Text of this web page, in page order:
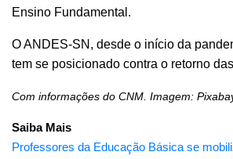
Ensino Fundamental.
O ANDES-SN, desde o início da
tem se posicionado contra o retorno
Com informações do CNM. Imagem:
Saiba Mais
Professores da Educação Básica se